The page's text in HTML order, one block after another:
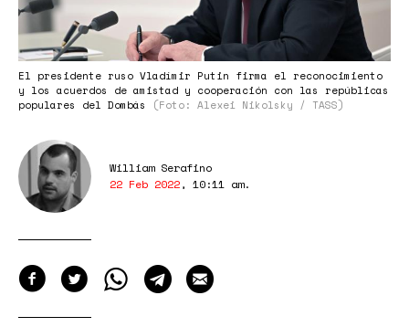
El presidente ruso Vladímir Putin firma el reconocimiento
y los acuerdos de amistad y cooperación con las repúblicas
populares del Dombás
(Foto: Alexei Nikolsky / TASS)
William Serafino
22 Feb 2022, 10:11 am.